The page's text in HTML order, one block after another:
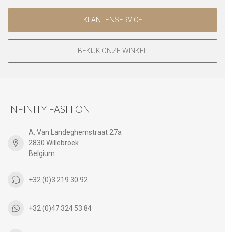
KLANTENSERVICE
BEKIJK ONZE WINKEL
INFINITY FASHION
A. Van Landeghemstraat 27a
2830 Willebroek
Belgium
+32 (0)3 219 30 92
+32 (0)47 324 53 84